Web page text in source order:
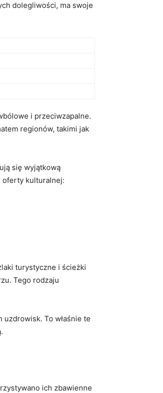
dolegliwości, ma swoje
i przeciwzapalne.
regionów, takimi jak
się wyjątkową
oferty kulturalnej:
turystyczne i ścieżki
Tego rodzaju
To właśnie te
ich zbawienne